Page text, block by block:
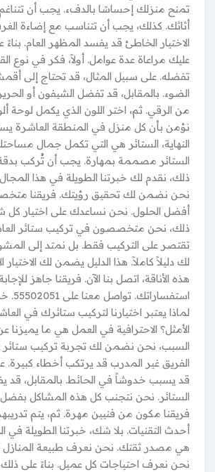
تمنح منزلك إحساسًا بالدفء. يجب أن تتناغم
أثاثك. كذلك، يجب أن تتناسب مع إضاءة
الاختيار الخاطئ قد يفسد المظهر العام. بناءً
عليك مراعاة عدة عوامل. أولاً، فكر في نوع
تفضله. على سبيل المثال، قد تحتاج إلى
الضوء. بالمقابل، قد تفضل الشيفون أو
من الرقي. ثم، اختر اللون الذي يكمل لوحة
نؤمن بأن كل منزل في المنطقة العاشرة
النهاية، الستائر هي التي تكمل جمال
الستائر مصممة بمهارة. يجب أن تُركب بدقة
ذلك، نقدم لك خبرتنا الطويلة في هذا المجال.
نحن نضمن لك تحقيق رؤيتك. فريقنا
أفضل الحلول. نحن نساعدك على اختيار كل
ذلك، نحن متخصصون في تركيب ستائر
تقتصر على التركيب فقط. بل نمتد إلى
لك دليلاً كاملاً. هذا الدليل يضمن لك الاختيار
هذه الأناقة، اتصل بنا الآن. فريقنا جاهز
استفساراتك.
لماذا يعتبر اختيارنا لتركيب ستائرك في
الأمثل؟ الاحترافية في العمل هي ما يميزنا عن
السبب، نحن نضمن لك تجربة تركيب ستائر لا
الفريق غير المدرب قد يرتكب أخطاء كبيرة.
قد يسبب خدوشاً في الحائط. بالمقابل، قد
الستائر. نحن نتجنب كل هذه المشاكل بفضل
فريقنا مكون من فنيين مهرة. ثم، يتم
أحدث التقنيات. بلا شك، خبرتنا الطويلة في
هي مصدر ثقتك. نحن نعرف طبيعة المنازل
نحن نعرف احتياجات كل عميل. بناءً على ذلك،